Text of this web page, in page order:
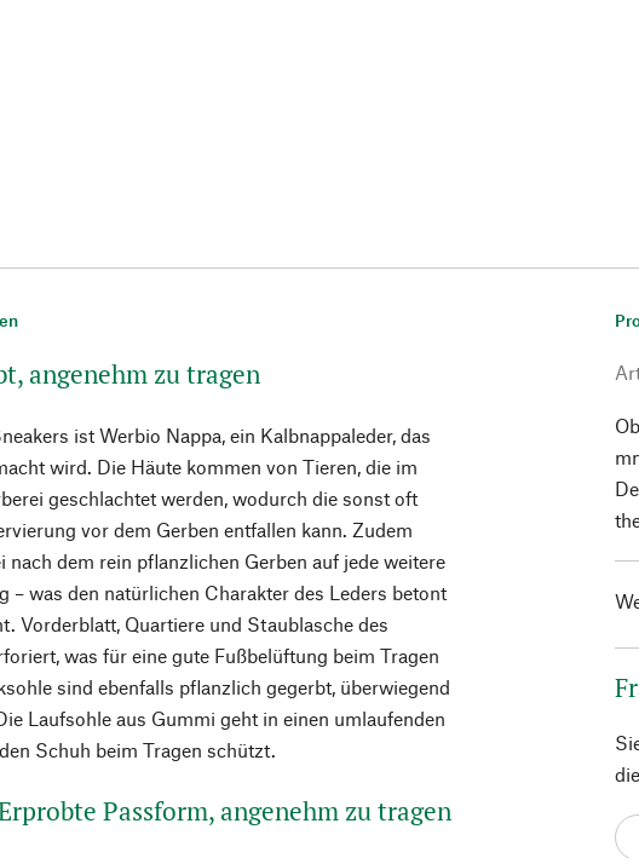
angenehm zu tragen
ist Werbio Nappa, ein Kalbnappaleder, das
wird. Die Häute kommen von Tieren, die im
geschlachtet werden, wodurch die sonst oft
vor dem Gerben entfallen kann. Zudem
nach dem rein pflanzlichen Gerben auf jede weitere
– was den natürlichen Charakter des Leders betont
Vorderblatt, Quartiere und Staublasche des
was für eine gute Fußbelüftung beim Tragen
sind ebenfalls pflanzlich gegerbt, überwiegend
Laufsohle aus Gummi geht in einen umlaufenden
Schuh beim Tragen schützt.
Passform, angenehm zu tragen